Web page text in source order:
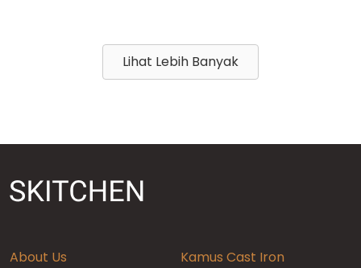
Lihat Lebih Banyak
About Us
Kamus Cast Iron